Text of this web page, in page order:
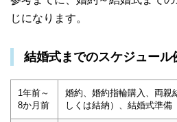
じになります。
結婚式までのスケジュール
1年前～
8か月前
婚約、婚約指輪購入、両親
しくは結納）、結婚式準備